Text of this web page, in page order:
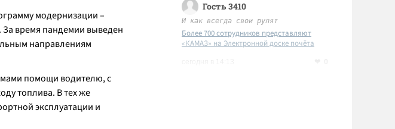
модернизации –
За время пандемии выведен
направлениям
помощи водителю, с
топлива. В тех же
эксплуатации и
Гость 3410
И как всегда свои рулят
Более 700 сотрудников представляют
«КАМАЗ» на Электронной доске почёта